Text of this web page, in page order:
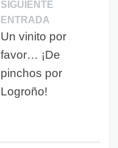
SIGUIENTE
ENTRADA
Un vinito por
favor… ¡De
pinchos por
Logroño!